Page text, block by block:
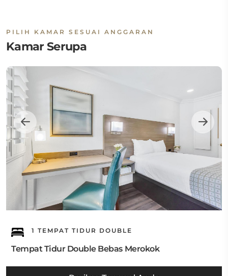
PILIH KAMAR SESUAI ANGGARAN
Kamar Serupa
1 TEMPAT TIDUR DOUBLE
Tempat Tidur Double Bebas Merokok